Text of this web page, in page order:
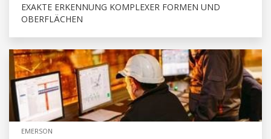
EXAKTE ERKENNUNG KOMPLEXER FORMEN UND
OBERFLÄCHEN
EMERSON